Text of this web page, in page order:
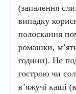
(запалення
випадку
полоскання
ромашки,
години). Не
гострою чи
в’яжучі каші